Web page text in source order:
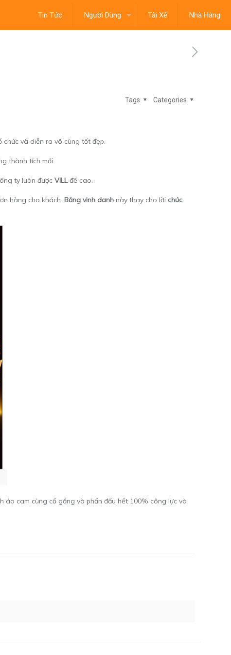
Tin Tức Người Dùng Tài Xế Nhà Hàng
Categories
Tags
chức và diễn ra vô cùng tốt đẹp.
thành tích mới.
ty luôn đượcVILLđề cao.
hàng cho khách.Bảng vinh danh này thay cho lời chúc
áo cam cùng cố gắng và phấn đấu hết 100% công lực và